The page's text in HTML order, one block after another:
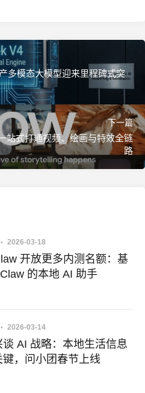
多模态大模型迎来里程碑式突
下一篇
站式打通视频、绘画与特效全链
路
2026-03-18
开放更多内测名额：基
的本地 AI 助手
2026-03-14
谈 AI 战略：本地生活信息
键，问小团春节上线